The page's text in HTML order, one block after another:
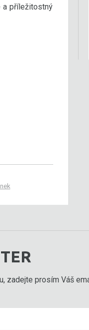
a příležitostný
zadejte prosím Váš